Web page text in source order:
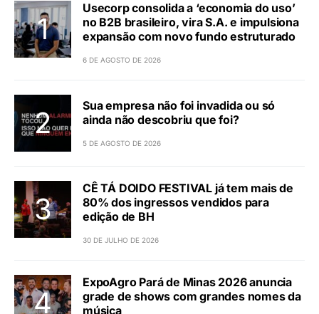
Usecorp consolida a ‘economia do uso’
no B2B brasileiro, vira S.A. e impulsiona
expansão com novo fundo estruturado
6 DE AGOSTO DE 2026
Sua empresa não foi invadida ou só
ainda não descobriu que foi?
5 DE AGOSTO DE 2026
CÊ TÁ DOIDO FESTIVAL já tem mais de
80% dos ingressos vendidos para
edição de BH
30 DE JULHO DE 2026
ExpoAgro Pará de Minas 2026 anuncia
grade de shows com grandes nomes da
música